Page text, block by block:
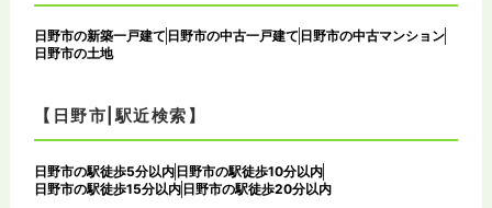
日野市の新築一戸建て 日野市の中古一戸建て 日野市の中古マンション
日野市の土地
【日野市|駅近検索】
日野市の駅徒歩5分以内日野市の駅徒歩10分以内
日野市の駅徒歩15分以内日野市の駅徒歩20分以内